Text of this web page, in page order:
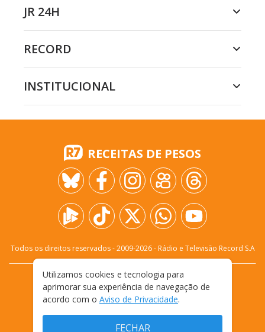
JR 24H
RECORD
INSTITUCIONAL
RECEITAS DE PESOS
Todos os direitos reservados - 2009-2026- Rádio e Televisão Record S.A
FALE CONOSCO
PRIVACIDADE
TERMOS E CONDIÇÕES DE USO
Utilizamos cookies e tecnologia para
aprimorar sua experiência de navegação de
acordo com o Aviso de Privacidade.
FECHAR